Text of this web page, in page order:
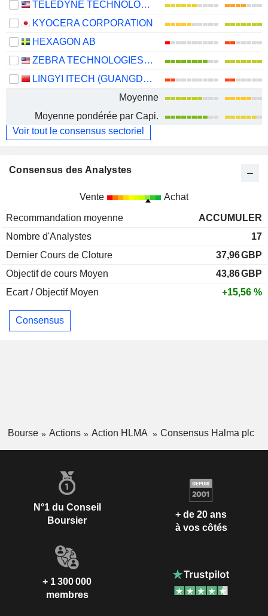
TELEDYNE TECHNOLOGIES INCORPORATED
KYOCERA CORPORATION
HEXAGON AB
ZEBRA TECHNOLOGIES CORPORATION
LINGYI ITECH (GUANGDONG) COMPANY
Moyenne
Moyenne pondérée par Capi.
Voir tout le consensus sectoriel
Consensus des Analystes
Vente Achat
Recommandation moyenne
ACCUMULER
Nombre d'Analystes
17
Dernier Cours de Cloture
37,96GBP
Objectif de cours Moyen
43,86GBP
Ecart / Objectif Moyen
+15,56 %
Consensus
Bourse Actions Action HLMA Consensus Halma plc
N°1 du Conseil
Boursier
+ de 20 ans
à vos côtés
+ 1 300 000
membres